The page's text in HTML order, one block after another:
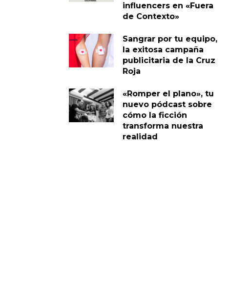
influencers en «Fuera
de Contexto»
Sangrar por tu equipo,
la exitosa campaña
publicitaria de la Cruz
Roja
«Romper el plano», tu
nuevo pódcast sobre
cómo la ficción
transforma nuestra
realidad